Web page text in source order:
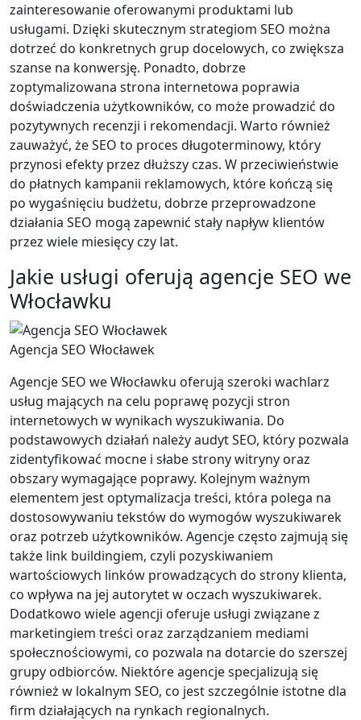
zainteresowanie oferowanymi produktami lub
usługami. Dzięki skutecznym strategiom SEO można
dotrzeć do konkretnych grup docelowych, co zwiększa
szanse na konwersję. Ponadto, dobrze
zoptymalizowana strona internetowa poprawia
doświadczenia użytkowników, co może prowadzić do
pozytywnych recenzji i rekomendacji. Warto również
zauważyć, że SEO to proces długoterminowy, który
przynosi efekty przez dłuższy czas. W przeciwieństwie
do płatnych kampanii reklamowych, które kończą się
po wygaśnięciu budżetu, dobrze przeprowadzone
działania SEO mogą zapewnić stały napływ klientów
przez wiele miesięcy czy lat.
Jakie usługi oferują agencje SEO we
Włocławku
Agencja SEO Włocławek
Agencje SEO we Włocławku oferują szeroki wachlarz
usług mających na celu poprawę pozycji stron
internetowych w wynikach wyszukiwania. Do
podstawowych działań należy audyt SEO, który pozwala
zidentyfikować mocne i słabe strony witryny oraz
obszary wymagające poprawy. Kolejnym ważnym
elementem jest optymalizacja treści, która polega na
dostosowywaniu tekstów do wymogów wyszukiwarek
oraz potrzeb użytkowników. Agencje często zajmują się
także link buildingiem, czyli pozyskiwaniem
wartościowych linków prowadzących do strony klienta,
co wpływa na jej autorytet w oczach wyszukiwarek.
Dodatkowo wiele agencji oferuje usługi związane z
marketingiem treści oraz zarządzaniem mediami
społecznościowymi, co pozwala na dotarcie do szerszej
grupy odbiorców. Niektóre agencje specjalizują się
również w lokalnym SEO, co jest szczególnie istotne dla
firm działających na rynkach regionalnych.